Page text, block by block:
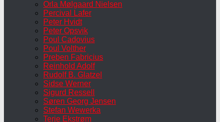
Orla Mølgaard Nielsen
Percival Lafer
Peter Hvidt
Peter Opsvik
Poul Cadovius
Poul Volther
Preben Fabricius
Reinhold Adolf
Rudolf B. Glatzel
Sidse Werner
Sigurd Ressell
Søren Georg Jensen
Stefan Wewerka
Terje Ekstrøm